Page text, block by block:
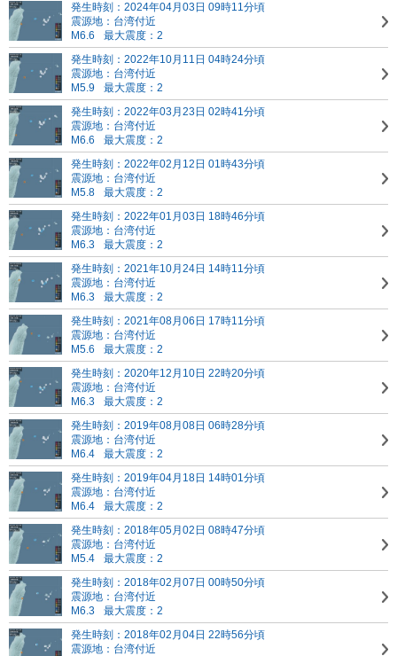
発生時刻：2024年04月03日 09時11分頃
震源地：台湾付近
M6.6
最大震度：2
発生時刻：2022年10月11日 04時24分頃
震源地：台湾付近
M5.9
最大震度：2
発生時刻：2022年03月23日 02時41分頃
震源地：台湾付近
M6.6
最大震度：2
発生時刻：2022年02月12日 01時43分頃
震源地：台湾付近
M5.8
最大震度：2
発生時刻：2022年01月03日 18時46分頃
震源地：台湾付近
M6.3
最大震度：2
発生時刻：2021年10月24日 14時11分頃
震源地：台湾付近
M6.3
最大震度：2
発生時刻：2021年08月06日 17時11分頃
震源地：台湾付近
M5.6
最大震度：2
発生時刻：2020年12月10日 22時20分頃
震源地：台湾付近
M6.3
最大震度：2
発生時刻：2019年08月08日 06時28分頃
震源地：台湾付近
M6.4
最大震度：2
発生時刻：2019年04月18日 14時01分頃
震源地：台湾付近
M6.4
最大震度：2
発生時刻：2018年05月02日 08時47分頃
震源地：台湾付近
M5.4
最大震度：2
発生時刻：2018年02月07日 00時50分頃
震源地：台湾付近
M6.3
最大震度：2
発生時刻：2018年02月04日 22時56分頃
震源地：台湾付近